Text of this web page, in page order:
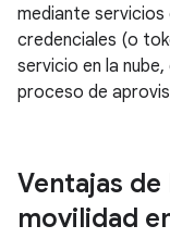
mediante servicios
credenciales (o
servicio en la
proceso de
Ventajas
movilidad